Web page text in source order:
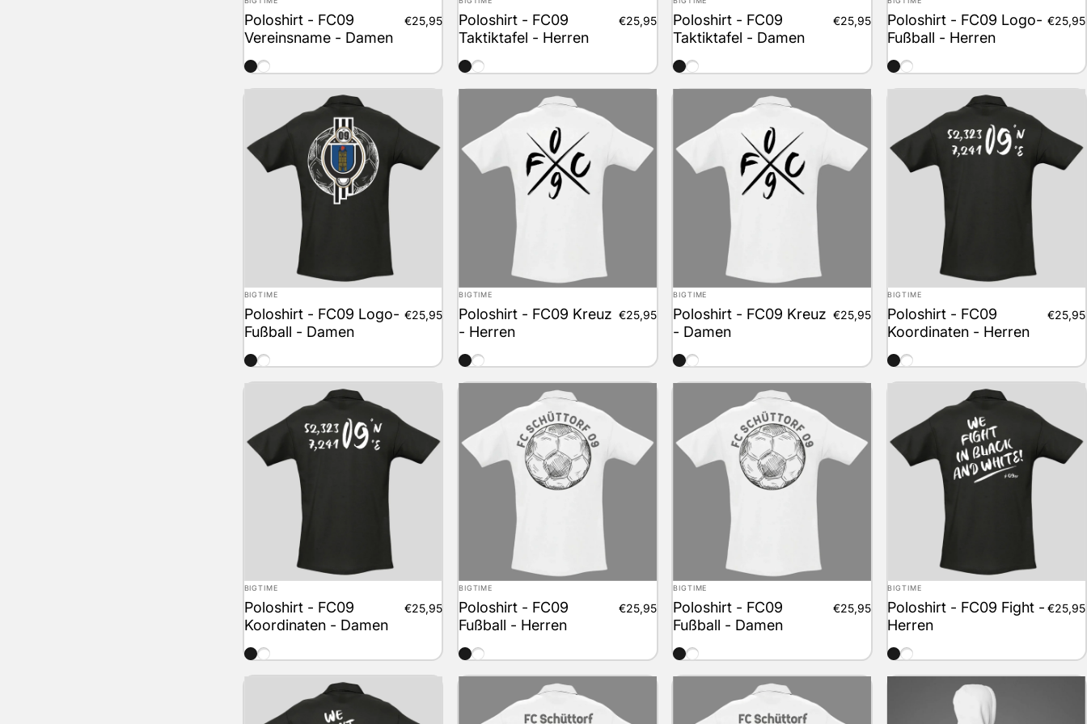
Poloshirt - FC09
Vereinsname - Damen
€25,95
schwarz
weiss
Poloshirt - FC09
Taktiktafel - Herren
€25,95
schwarz
weiss
Poloshirt - FC09
Taktiktafel - Damen
€25,95
schwarz
weiss
Poloshirt - FC09 Logo-
Fußball - Herren
€25,95
schwarz
weiss
Anbieter:
BIGTIME
Poloshirt - FC09 Logo-
Fußball - Damen
€25,95
schwarz
weiss
Anbieter:
BIGTIME
Poloshirt - FC09 Kreuz
- Herren
€25,95
schwarz
weiss
Anbieter:
BIGTIME
Poloshirt - FC09 Kreuz
- Damen
€25,95
schwarz
weiss
Anbieter:
BIGTIME
Poloshirt - FC09
Koordinaten - Herren
€25,95
schwarz
weiss
Anbieter:
BIGTIME
Poloshirt - FC09
Koordinaten - Damen
€25,95
schwarz
weiss
Anbieter:
BIGTIME
Poloshirt - FC09
Fußball - Herren
€25,95
schwarz
weiss
Anbieter:
BIGTIME
Poloshirt - FC09
Fußball - Damen
€25,95
schwarz
weiss
Anbieter:
BIGTIME
Poloshirt - FC09 Fight -
Herren
€25,95
schwarz
weiss